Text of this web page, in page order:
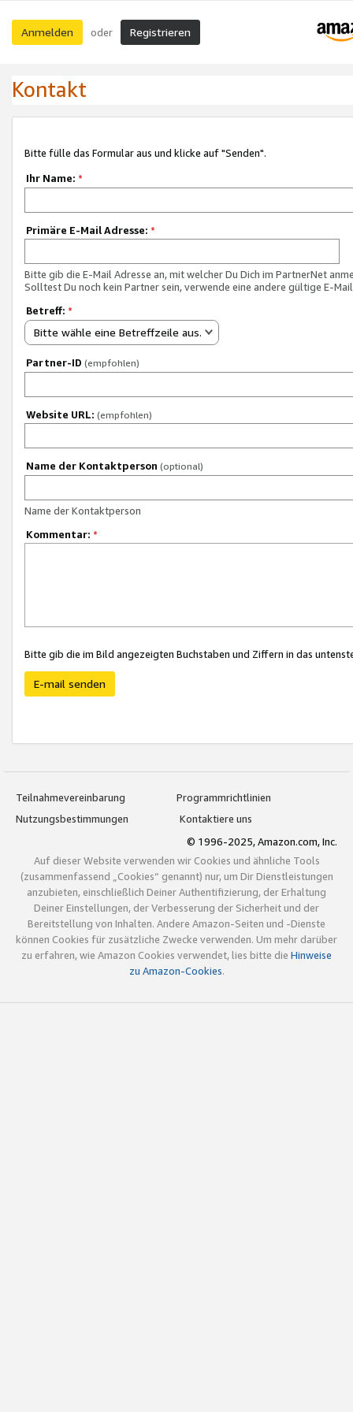
Anmelden oder Registrieren
Kontakt
Bitte fülle das Formular aus und klicke auf "Senden".
Ihr Name: *
Primäre E-Mail Adresse: *
Bitte gib die E-Mail Adresse an, mit welcher Du Dich im PartnerNet
Solltest Du noch kein Partner sein, verwende eine andere gültige E-
Betreff: *
Bitte wähle eine Betreffzeile aus.
Partner-ID (empfohlen)
Website URL: (empfohlen)
Name der Kontaktperson (optional)
Name der Kontaktperson
Kommentar: *
Bitte gib die im Bild angezeigten Buchstaben und Ziffern in das
E-mail senden
Teilnahmevereinbarung
Programmrichtlinien
Nutzungsbestimmungen
Kontaktiere uns
© 1996-2025, Amazon.com, Inc.
Auf dieser Website verwenden wir Cookies und ähnliche Tools
(zusammenfassend „Cookies“ genannt) nur, um Dir Dienstleistungen
anzubieten, einschließlich Deiner Authentifizierung, der Erhaltung
Deiner Einstellungen, der Verbesserung der Sicherheit und der
Bereitstellung von Inhalten. Andere Amazon-Seiten und -Dienste
können Cookies für zusätzliche Zwecke verwenden. Um mehr darüber
zu erfahren, wie Amazon Cookies verwendet, lies bitte die Hinweise
zu Amazon-Cookies.